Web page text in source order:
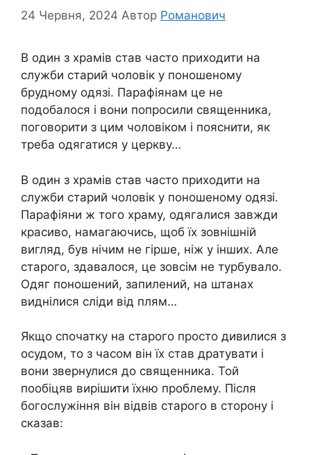
24 Червня, 2024 Автор Романович
В один з храмів став часто приходити на
служби старий чоловік у поношеному
брудному одязі. Парафіянам це не
подобалося і вони попросили священника,
поговорити з цим чоловіком і пояснити, як
треба одягатися у церкву…
В один з храмів став часто приходити на
служби старий чоловік у поношеному одязі.
Парафіяни ж того храму, одягалися завжди
красиво, намагаючись, щоб їх зовнішній
вигляд, був нічим не гірше, ніж у інших. Але
старого, здавалося, це зовсім не турбувало.
Одяг поношений, запилений, на штанах
виднілися сліди від плям…
Якщо спочатку на старого просто дивилися з
осудом, то з часом він їх став дратувати і
вони звернулися до священника. Той
пообіцяв вирішити їхню проблему. Після
богослужіння він відвів старого в сторону і
сказав: